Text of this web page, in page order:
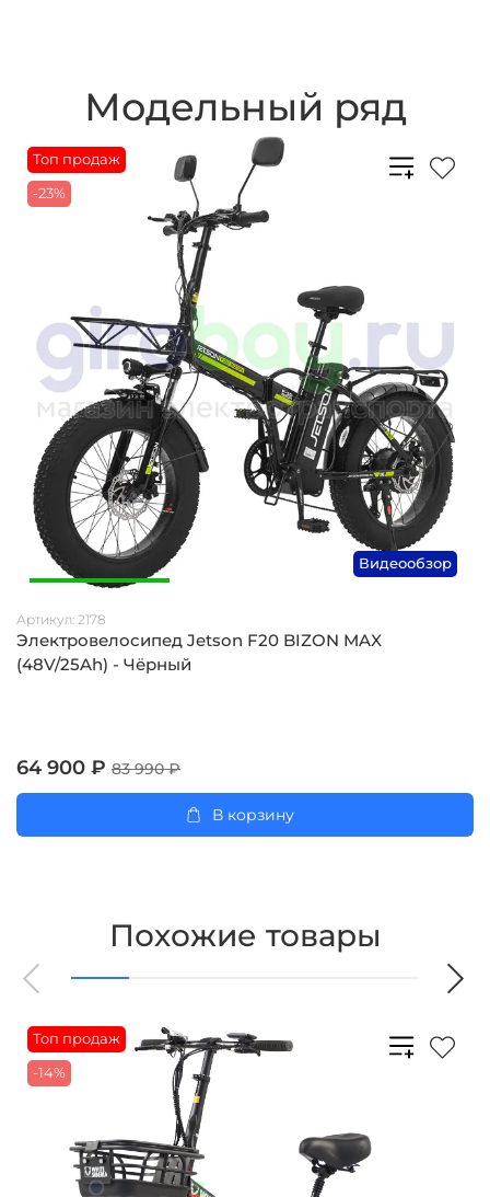
Модельный ряд
Топ продаж
-23%
Видеообзор
Артикул: 2178
Электровелосипед Jetson F20 BIZON MAX
(48V/25Ah) - Чёрный
64 900 ₽ 83 990 ₽
В корзину
Похожие товары
Топ продаж
-14%